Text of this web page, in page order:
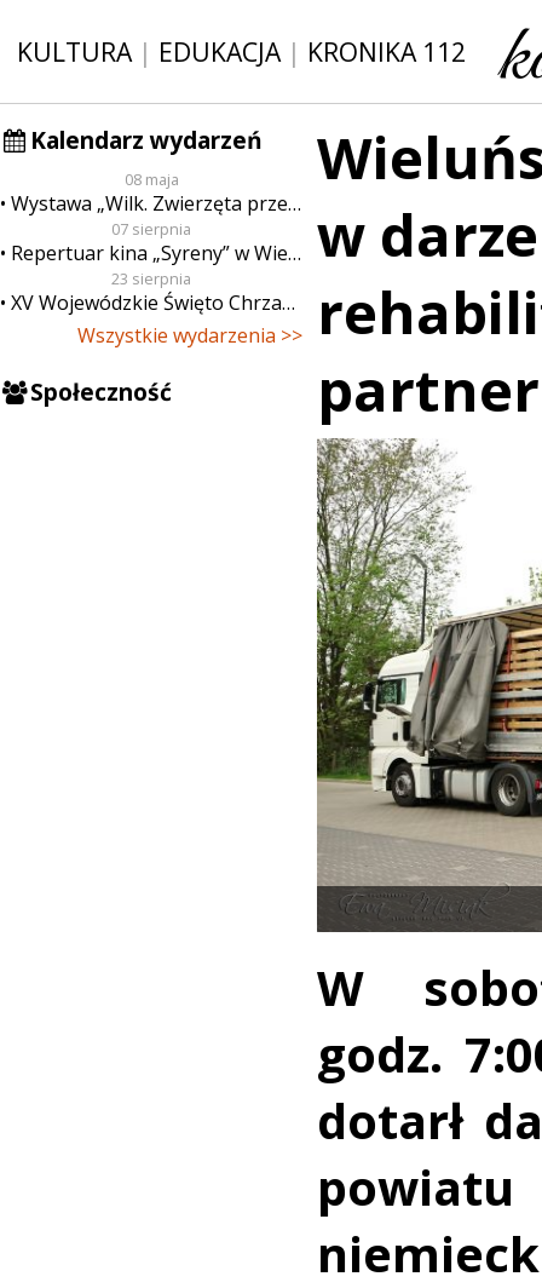
KULTURA| EDUKACJA| KRONIKA 112
Kalendarz wydarzeń
08 maja
Wystawa „Wilk. Zwierzęta przeklęte”
07 sierpnia
Repertuar kina „Syreny” w Wieluniu w dn. od 7 do 13 sierpnia
23 sierpnia
XV Wojewódzkie Święto Chrzanu
Wszystkie wydarzenia >>
Społeczność
w
W
godz.
dotarł